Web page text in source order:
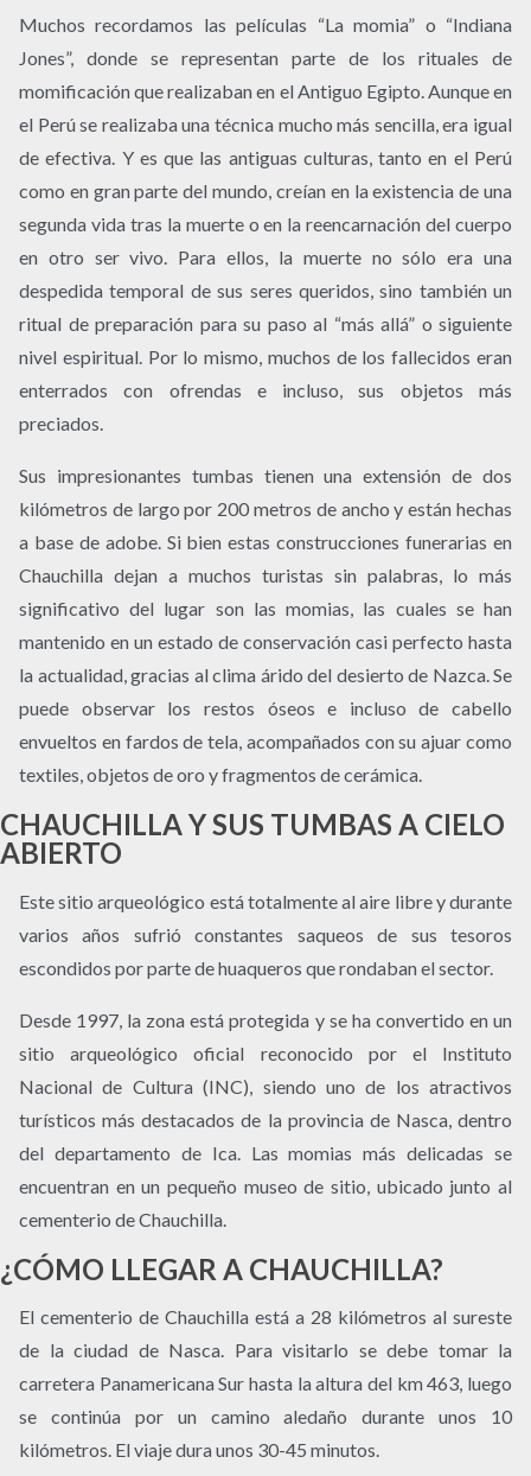
Muchos recordamos las películas “La momia” o “Indiana
Jones”, donde se representan parte de los rituales de
momificación que realizaban en el Antiguo Egipto. Aunque en
el Perú se realizaba una técnica mucho más sencilla, era igual
de efectiva. Y es que las antiguas culturas, tanto en el Perú
como en gran parte del mundo, creían en la existencia de una
segunda vida tras la muerte o en la reencarnación del cuerpo
en otro ser vivo. Para ellos, la muerte no sólo era una
despedida temporal de sus seres queridos, sino también un
ritual de preparación para su paso al “más allá” o siguiente
nivel espiritual. Por lo mismo, muchos de los fallecidos eran
enterrados con ofrendas e incluso, sus objetos más
preciados.
Sus impresionantes tumbas tienen una extensión de dos
kilómetros de largo por 200 metros de ancho y están hechas
a base de adobe. Si bien estas construcciones funerarias en
Chauchilla dejan a muchos turistas sin palabras, lo más
significativo del lugar son las momias, las cuales se han
mantenido en un estado de conservación casi perfecto hasta
la actualidad, gracias al clima árido del desierto de Nazca. Se
puede observar los restos óseos e incluso de cabello
envueltos en fardos de tela, acompañados con su ajuar como
textiles, objetos de oro y fragmentos de cerámica.
CHAUCHILLA Y SUS TUMBAS A CIELO
ABIERTO
Este sitio arqueológico está totalmente al aire libre y durante
varios años sufrió constantes saqueos de sus tesoros
escondidos por parte de huaqueros que rondaban el sector.
Desde 1997, la zona está protegida y se ha convertido en un
sitio arqueológico oficial reconocido por el Instituto
Nacional de Cultura (INC), siendo uno de los atractivos
turísticos más destacados de la provincia de Nasca, dentro
del departamento de Ica. Las momias más delicadas se
encuentran en un pequeño museo de sitio, ubicado junto al
cementerio de Chauchilla.
¿CÓMO LLEGAR A CHAUCHILLA?
El cementerio de Chauchilla está a 28 kilómetros al sureste
de la ciudad de Nasca. Para visitarlo se debe tomar la
carretera Panamericana Sur hasta la altura del km 463, luego
se continúa por un camino aledaño durante unos 10
kilómetros. El viaje dura unos 30-45 minutos.